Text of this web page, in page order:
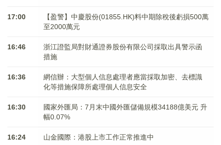
17:00
【盈警】中慶股份(01855.HK)料中期除稅後虧損500萬
至2000萬元
16:46
浙江證監局對財通證券股份有限公司採取出具警示函
措施
16:36
網信辦：大型個人信息處理者應當採取加密、去標識
化等措施保障所處理個人信息安全
16:30
國家外匯局：7月末中國外匯儲備規模34188億美元 升
幅0.07%
16:24 山金國際：港股上市工作正常推進中